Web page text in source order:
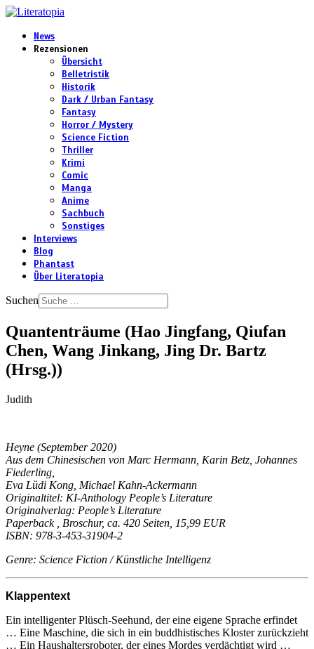
News
Rezensionen
Übersicht
Belletristik
Historik
Dark / Urban Fantasy
Fantasy
Horror / Mystery
Science Fiction
Thriller
Krimi
Comic
Manga
Anime
Sachbuch
Sonstiges
Interviews
Blog
Phantast
Über Literatopia
Suchen
Quantenträume (Hao Jingfang, Qiufan
Chen, Wang Jinkang, Jing Dr. Bartz
(Hrsg.))
Judith
Heyne (September 2020)
Aus dem Chinesischen von Marc Hermann, Karin Betz, Johannes
Fiederling,
Eva Lüdi Kong, Michael Kahn-Ackermann
Originaltitel: KI-Anthology People’s Literature
Originalverlag: People’s Literature
Paperback , Broschur, ca. 420 Seiten, 15,99 EUR
ISBN: 978-3-453-31904-2
Genre: Science Fiction / Künstliche Intelligenz
Klappentext
Ein intelligenter Plüsch-Seehund, der eine eigene Sprache erfindet
… Eine Maschine, die sich in ein buddhistisches Kloster zurückzieht
… Ein Haushaltersroboter, der eines Mordes verdächtigt wird …